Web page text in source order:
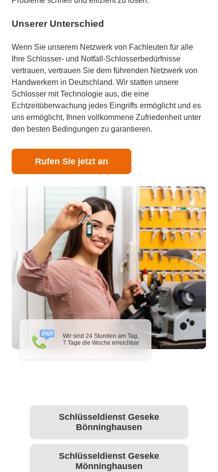
Wir sind 24 Stunden am Tag,
7 Tage die Woche erreichbar
Unserer Unterschied
Wenn Sie unserem Netzwerk von Fachleuten für alle
Ihre Schlosser- und Notfall-Schlosserbedürfnisse
vertrauen, vertrauen Sie dem führenden Netzwerk von
Handwerkern in Deutschland. Wir statten unsere
Schlosser mit Technologie aus, die eine
Echtzeitüberwachung jedes Eingriffs ermöglicht und es
uns ermöglicht, Ihnen vollkommene Zufriedenheit unter
den besten Bedingungen zu garantieren.
Rufen Sie jetzt an
Schlüsseldienst Geseke
Bönninghausen
Schlüsseldienst Geseke
Mönninghausen